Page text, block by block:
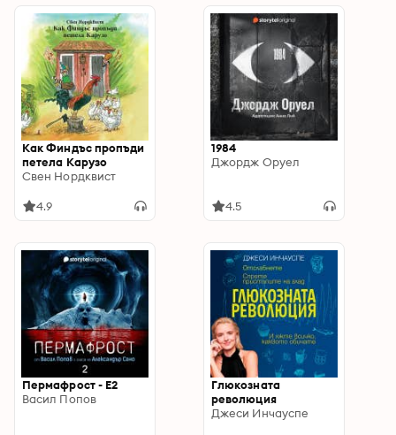
Как Финдъс пропъди
петела Карузо
Свен Нордквист
4.9
1984
Джордж Оруел
4.5
Пермафрост - E2
Васил Попов
Глюкозната
революция
Джеси Инчауспе